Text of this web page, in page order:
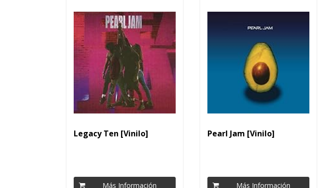
Legacy Ten [Vinilo]
Más Información
Pearl Jam [Vinilo]
Más Información